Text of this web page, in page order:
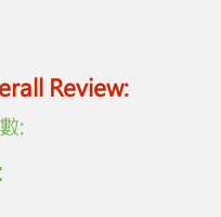
Review:
: